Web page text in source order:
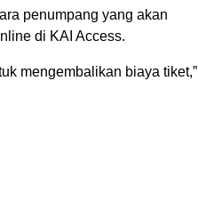
penumpang yang akan
di KAI Access.
mengembalikan biaya tiket,”